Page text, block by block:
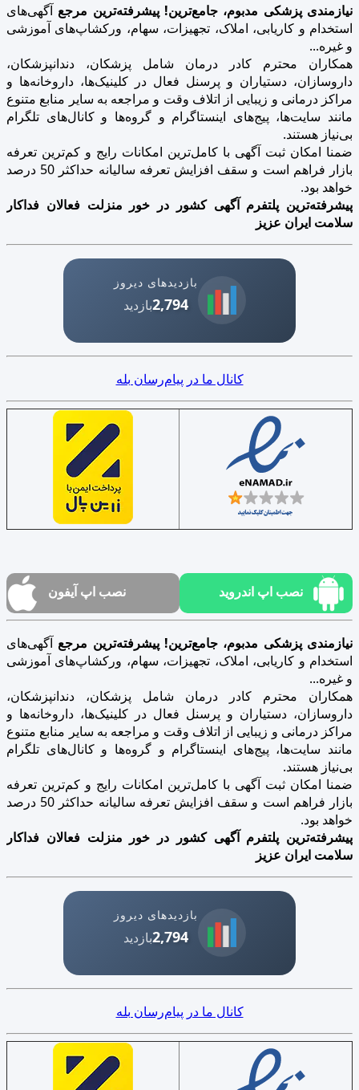
نیازمندی پزشکی مدبوم، جامع‌ترین! پیشرفته‌ترین مرجع آگهی‌های
استخدام و کاریابی، املاک، تجهیزات، سهام، ورکشاپ‌های آموزشی
و غیره...
همکاران محترم کادر درمان شامل پزشکان، دندانپزشکان،
داروسازان، دستیاران و پرسنل فعال در کلینیک‌ها، داروخانه‌ها و
مراکز درمانی و زیبایی از اتلاف وقت و مراجعه به سایر منابع متنوع
مانند سایت‌ها، پیج‌های اینستاگرام و گروه‌ها و کانال‌های تلگرام
بی‌نیاز هستند.
ضمنا امکان ثبت آگهی با کامل‌ترین امکانات رایج و کم‌ترین تعرفه
بازار فراهم است و سقف افزایش تعرفه سالیانه حداکثر 50 درصد
خواهد بود.
پیشرفته‌ترین پلتفرم آگهی کشور در خور منزلت فعالان فداکار
سلامت ایران عزیز
بازدیدهای دیروز
2,794بازدید
کانال ما در پیام‌رسان بله
نصب اپ اندروید نصب اپ آیفون
نیازمندی پزشکی مدبوم، جامع‌ترین! پیشرفته‌ترین مرجع آگهی‌های
استخدام و کاریابی، املاک، تجهیزات، سهام، ورکشاپ‌های آموزشی
و غیره...
همکاران محترم کادر درمان شامل پزشکان، دندانپزشکان،
داروسازان، دستیاران و پرسنل فعال در کلینیک‌ها، داروخانه‌ها و
مراکز درمانی و زیبایی از اتلاف وقت و مراجعه به سایر منابع متنوع
مانند سایت‌ها، پیج‌های اینستاگرام و گروه‌ها و کانال‌های تلگرام
بی‌نیاز هستند.
ضمنا امکان ثبت آگهی با کامل‌ترین امکانات رایج و کم‌ترین تعرفه
بازار فراهم است و سقف افزایش تعرفه سالیانه حداکثر 50 درصد
خواهد بود.
پیشرفته‌ترین پلتفرم آگهی کشور در خور منزلت فعالان فداکار
سلامت ایران عزیز
بازدیدهای دیروز
2,794بازدید
کانال ما در پیام‌رسان بله